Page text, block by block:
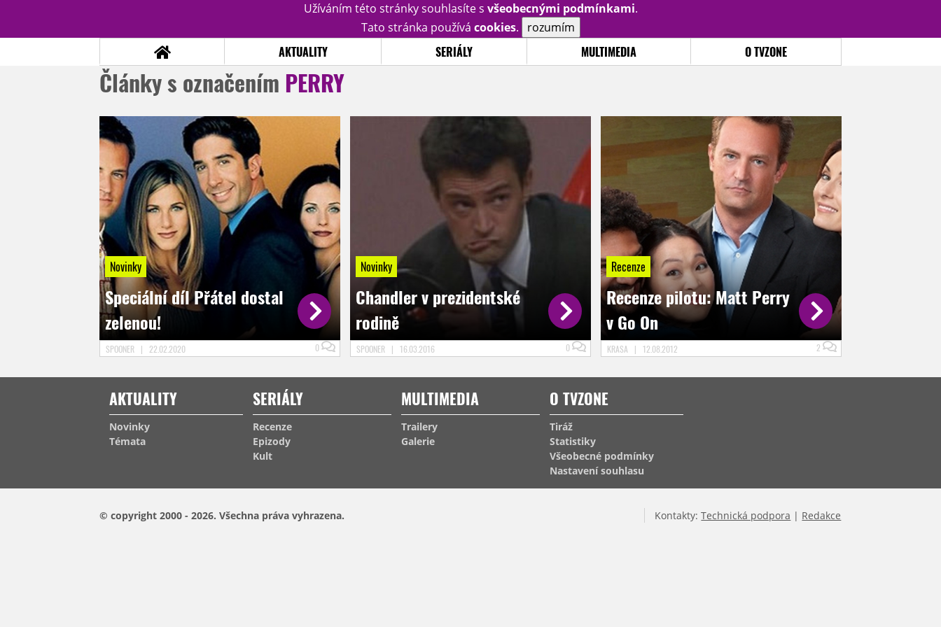
Užíváním této stránky souhlasíte s všeobecnými podmínkami.
Tato stránka používá cookies. rozumím
AKTUALITY SERIÁLY MULTIMEDIA O TVZONE
STATISTIKY
Články s označením PERRY
Novinky
Speciální díl Přátel dostal
zelenou!
SPOONER | 22.02.2020 0
Novinky
Chandler v prezidentské
rodině
SPOONER | 16.03.2016 0
Recenze
Recenze pilotu: Matt Perry
v Go On
KRASA | 12.08.2012 2
AKTUALITY
Novinky
Témata
SERIÁLY
Recenze
Epizody
Kult
MULTIMEDIA
Trailery
Galerie
O TVZONE
Tiráž
Statistiky
Všeobecné podmínky
Nastavení souhlasu
© copyright 2000 - 2026. Všechna práva vyhrazena. Kontakty:Technická podpora | Redakce